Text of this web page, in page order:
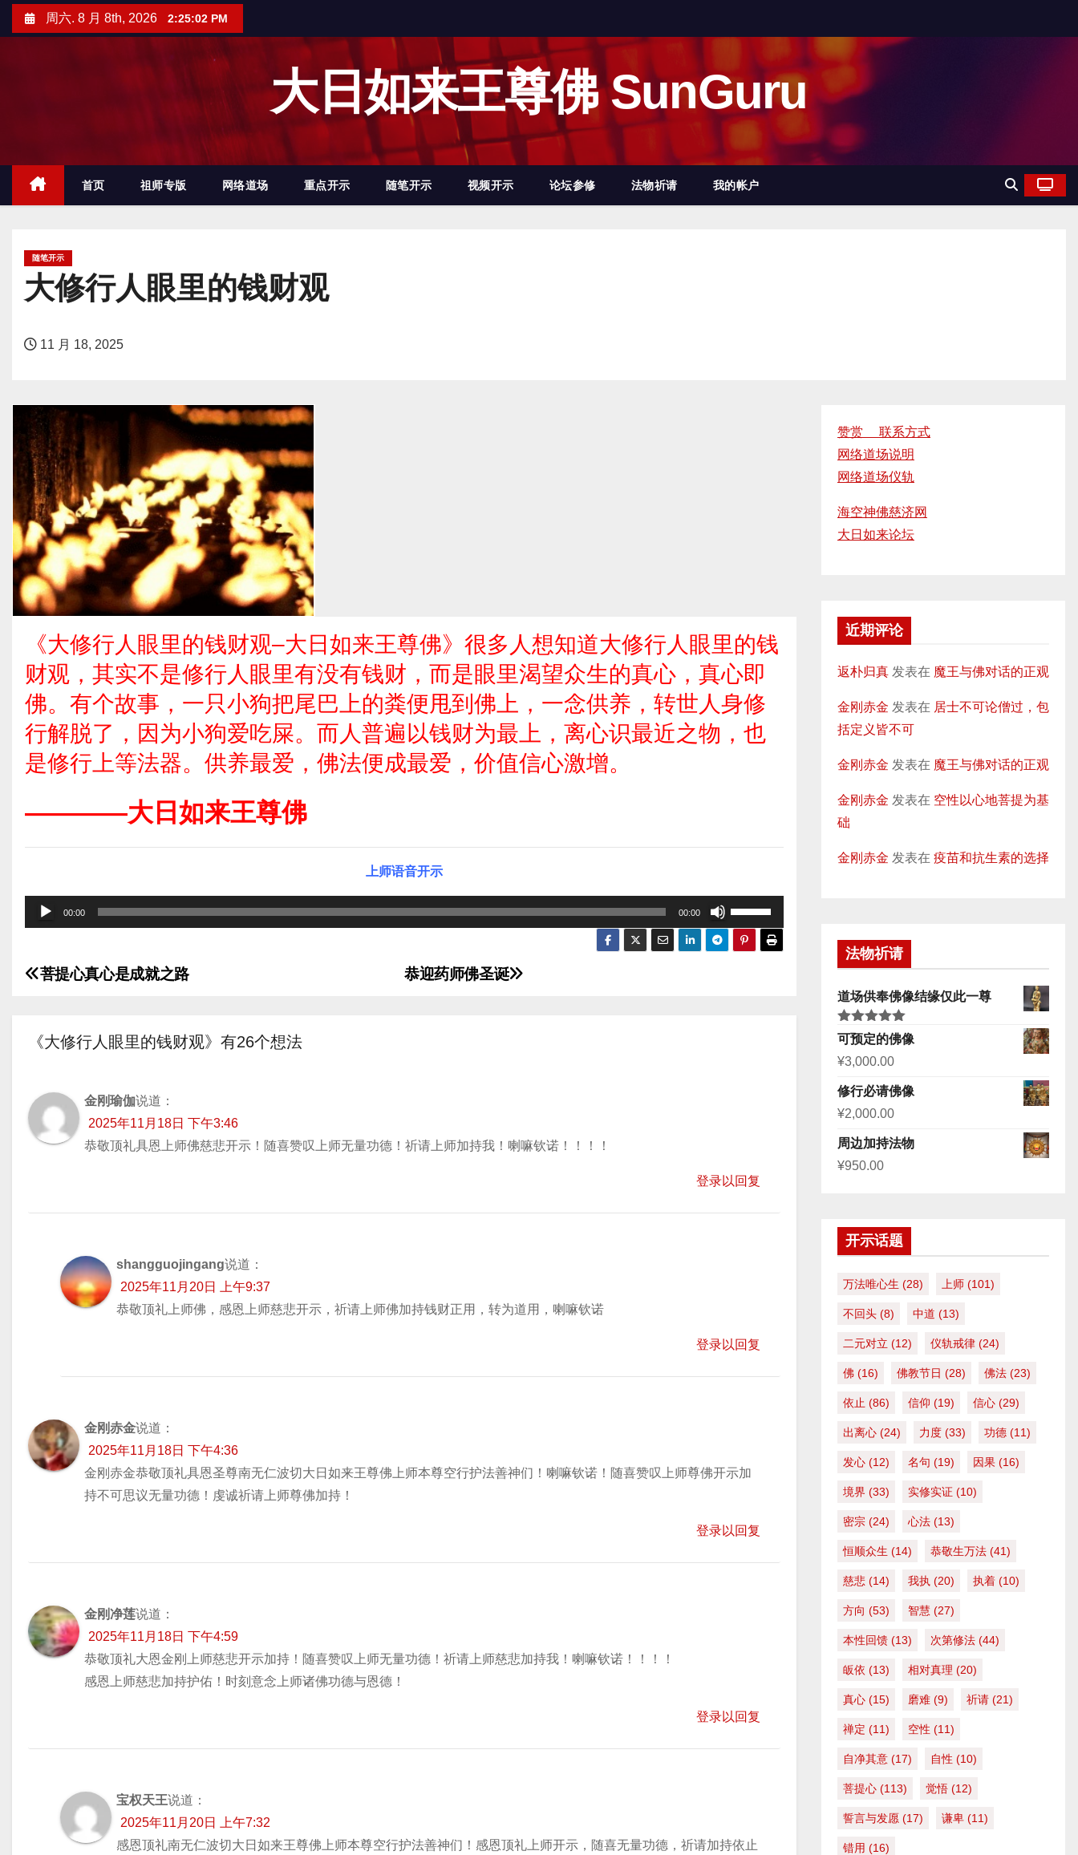
周六. 8 月 8th, 2026 2:25:03 PM
大日如来王尊佛 SunGuru
首页 祖师专版 网络道场 重点开示 随笔开示 视频开示 论坛参修 法物祈请 我的帐户
随笔开示
大修行人眼里的钱财观
11 月 18, 2025
《大修行人眼里的钱财观–大日如来王尊佛》很多人想知道大修行人眼里的钱
财观，其实不是修行人眼里有没有钱财，而是眼里渴望众生的真心，真心即
佛。有个故事，一只小狗把尾巴上的粪便甩到佛上，一念供养，转世人身修
行解脱了，因为小狗爱吃屎。而人普遍以钱财为最上，离心识最近之物，也
是修行上等法器。供养最爱，佛法便成最爱，价值信心激增。
————大日如来王尊佛
上师语音开示
频
放
00:00 00:00
使
用
上
降
文
导
恭迎药师佛圣诞
菩提心真心是成就之路
《大修行人眼里的钱财观》有26个想法
金刚瑜伽说道：
2025年11月18日 下午3:46
恭敬顶礼具恩上师佛慈悲开示！随喜赞叹上师无量功德！祈请上师加持我！喇嘛钦诺！！！！
登录以回复
shangguojingang说道：
2025年11月20日 上午9:37
恭敬顶礼上师佛，感恩上师慈悲开示，祈请上师佛加持钱财正用，转为道用，喇嘛钦诺
登录以回复
金刚赤金说道：
2025年11月18日 下午4:36
金刚赤金恭敬顶礼具恩圣尊南无仁波切大日如来王尊佛上师本尊空行护法善神们！喇嘛钦诺！随喜赞叹上师尊佛开示加
持不可思议无量功德！虔诚祈请上师尊佛加持！
登录以回复
金刚净莲说道：
2025年11月18日 下午4:59
恭敬顶礼大恩金刚上师慈悲开示加持！随喜赞叹上师无量功德！祈请上师慈悲加持我！喇嘛钦诺！！！！
感恩上师慈悲加持护佑！时刻意念上师诸佛功德与恩德！
登录以回复
宝权天王说道：
2025年11月20日 上午7:32
感恩顶礼南无仁波切大日如来王尊佛上师本尊空行护法善神们！感恩顶礼上师开示，随喜无量功德，祈请加持​依止
赞赏 联系方式
网络道场说明
网络道场仪轨
海空神佛慈济网
大日如来论坛
近期评论
返朴归真 发表在 魔王与佛对话的正观
金刚赤金 发表在 居士不可论僧过，包
括定义皆不可
金刚赤金 发表在 魔王与佛对话的正观
金刚赤金 发表在 空性以心地菩提为基
础
金刚赤金 发表在 疫苗和抗生素的选择
法物祈请
道场供奉佛像结缘仅此一尊
评分5.00
&sol; 5
可预定的佛像
¥3,000.00
修行必请佛像
¥2,000.00
周边加持法物
¥950.00
开示话题
万法唯心生 (28) 上师 (101)
不回头 (8) 中道 (13)
二元对立 (12) 仪轨戒律 (24)
佛 (16) 佛教节日 (28) 佛法 (23)
依止 (86) 信仰 (19) 信心 (29)
出离心 (24) 力度 (33) 功德 (11)
发心 (12) 名句 (19) 因果 (16)
境界 (33) 实修实证 (10)
密宗 (24) 心法 (13)
恒顺众生 (14) 恭敬生万法 (41)
慈悲 (14) 我执 (20) 执着 (10)
方向 (53) 智慧 (27)
本性回馈 (13) 次第修法 (44)
皈依 (13) 相对真理 (20)
真心 (15) 磨难 (9) 祈请 (21)
禅定 (11) 空性 (11)
自净其意 (17) 自性 (10)
菩提心 (113) 觉悟 (12)
誓言与发愿 (17) 谦卑 (11)
错用 (16)